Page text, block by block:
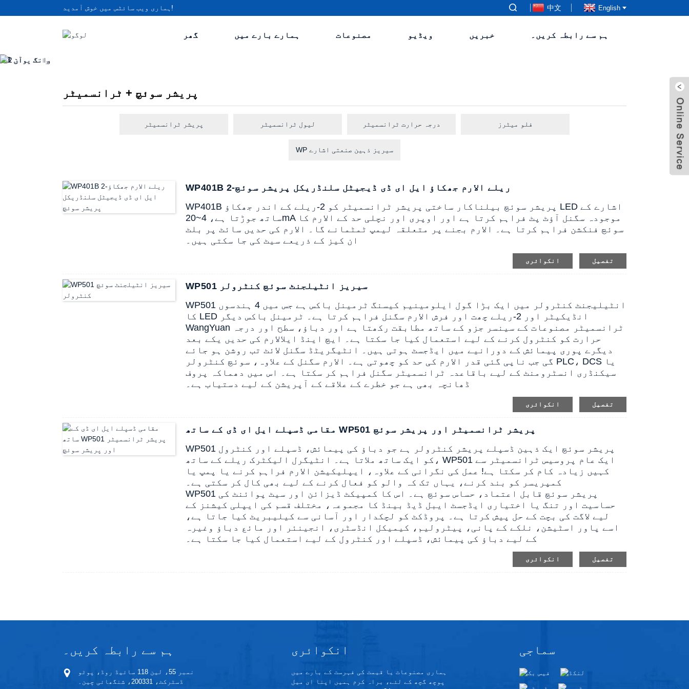
ہماری ویب سائٹس میں خوش آمدید! 中文 English
گھر ہمارے بارے میں مصنوعات ویڈیو خبریں ہم سے رابطہ کریں۔
پریشر سوئچ + ٹرانسمیٹر
پریشر ٹرانسمیٹر لیول ٹرانسمیٹر درجہ حرارت ٹرانسمیٹر فلو میٹرز
WP سیریز ذہین صنعتی اشارے
WP401B 2-ریلے الارم جھکاؤ ایل ای ڈی ڈیجیٹل سلنڈریکل پریشر سوئچ
WP401B پریشر سوئچ بیلناکار ساختی پریشر ٹرانسمیٹر کو 2-ریلے کے اندر جھکاؤ LED اشارے کے
ساتھ جوڑتا ہے، 4~20mA موجودہ سگنل آؤٹ پٹ فراہم کرتا ہے اور اوپری اور نچلی حد کے الارم کا
سوئچ فنکشن فراہم کرتا ہے۔ الارم بجنے پر متعلقہ لیمپ ٹمٹمانے گا۔ الارم کی حدیں سائٹ پر بلٹ
ان کیز کے ذریعے سیٹ کی جا سکتی ہیں۔
انکوائری تفصیل
WP501 سیریز انٹیلجنٹ سوئچ کنٹرولر
WP501 انٹیلیجنٹ کنٹرولر میں ایک بڑا گول ایلومینیم کیسنگ ٹرمینل باکس ہے جس میں 4 ہندسوں
کا LED انڈیکیٹر اور 2-ریلے چھت اور فرش الارم سگنل فراہم کرتا ہے۔ ٹرمینل باکس دیگر
WangYuan ٹرانسمیٹر مصنوعات کے سینسر جزو کے ساتھ مطابقت رکھتا ہے اور دباؤ، سطح اور درجہ
حرارت کو کنٹرول کرنے کے لیے استعمال کیا جا سکتا ہے۔ ایچ اینڈ ایلالارم کی حدیں یکے بعد
دیگرے پوری پیمائش کے دورانیے میں ایڈجسٹ ہوتی ہیں۔ انٹیگریٹڈ سگنل لائٹ تب روشن ہو جائے
گی جب ناپی گئی قدر الارم کی حد کو چھوتی ہے۔ الارم سگنل کے علاوہ، سوئچ کنٹرولر PLC، DCS یا
سیکنڈری انسٹرومنٹ کے لیے باقاعدہ ٹرانسمیٹر سگنل فراہم کر سکتا ہے۔ اس میں دھماکہ پروف
ڈھانچہ بھی ہے جو خطرے کے علاقے کے آپریشن کے لیے دستیاب ہے۔
انکوائری تفصیل
مقامی ڈسپلے ایل ای ڈی کے ساتھ WP501 پریشر ٹرانسمیٹر اور پریشر سوئچ
WP501 پریشر سوئچ ایک ذہین ڈسپلے پریشر کنٹرولر ہے جو دباؤ کی پیمائش، ڈسپلے اور کنٹرول
کو ایک ساتھ ملاتا ہے۔ انٹیگرل الیکٹرک ریلے کے ساتھ، WP501 ایک عام پروسیس ٹرانسمیٹر سے
کہیں زیادہ کام کر سکتا ہے! عمل کی نگرانی کے علاوہ، ایپلیکیشن الارم فراہم کرنے یا پمپ یا
کمپریسر کو بند کرنے، یہاں تک کہ والو کو فعال کرنے کے لیے بھی کال کر سکتی ہے۔
WP501 پریشر سوئچ قابل اعتماد، حساس سوئچ ہے۔ اس کا کمپیکٹ ڈیزائن اور سیٹ پوائنٹ کی
حساسیت اور تنگ یا اختیاری ایڈجسٹ ایبل ڈیڈ بینڈ کا مجموعہ، مختلف قسم کی ایپلی کیشنز کے
لیے لاگت کی بچت کے حل پیش کرتا ہے۔ پروڈکٹ کو لچکدار اور آسانی سے کیلیبریٹ کیا جاتا ہے،
اسے پاور اسٹیشن، نلکے کے پانی، پیٹرولیم، کیمیکل انڈسٹری، انجینئر اور مائع دباؤ وغیرہ
کے لیے دباؤ کی پیمائش، ڈسپلے اور کنٹرول کے لیے استعمال کیا جا سکتا ہے۔
انکوائری تفصیل
ہم سے رابطہ کریں۔
نمبر 55، لین 118 سائیڈ روڈ، پوٹو
ڈسٹرکٹ، 200331، شنگھائی چین۔
انکوائری
ہماری مصنوعات یا قیمت کی فہرست کے بارے میں
پوچھ گچھ کے لئے، براہ کرم ہمیں اپنا ای میل
سماجی